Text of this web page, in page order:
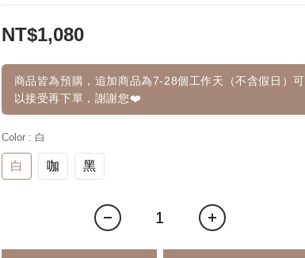
NT$1,080
商品皆為預購，追加商品為7-28個工作天（不含假日）可
以接受再下單，謝謝您❤️
Color : 白
白 咖 黑